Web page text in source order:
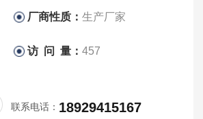
厂商性质：生产厂家
访 问 量：457
联系电话： 18929415167